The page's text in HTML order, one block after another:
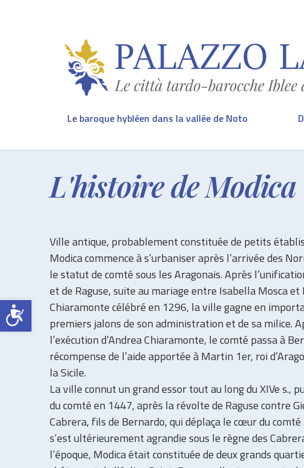
Ouvrir la barre d’outils
Le baroque hybléen dans la vallée de Noto
L'histoire de Modica
Ville antique, probablement constituée de petits
Modica commence à s’urbaniser après l’arrivée des
le statut de comté sous les Aragonais. Après
et de Raguse, suite au mariage entre Isabella Mosca
Chiaramonte célébré en 1296, la ville gagne en
premiers jalons de son administration et de sa milice.
l’exécution d’Andrea Chiaramonte, le comté passa à
récompense de l’aide apportée à Martin 1er, roi
la Sicile.
La ville connut un grand essor tout au long du XIVe s.,
du comté en 1447, après la révolte de Raguse contre
Cabrera, fils de Bernardo, qui déplaça le cœur du comté
s’est ultérieurement agrandie sous le règne des
l’époque, Modica était constituée de deux grands